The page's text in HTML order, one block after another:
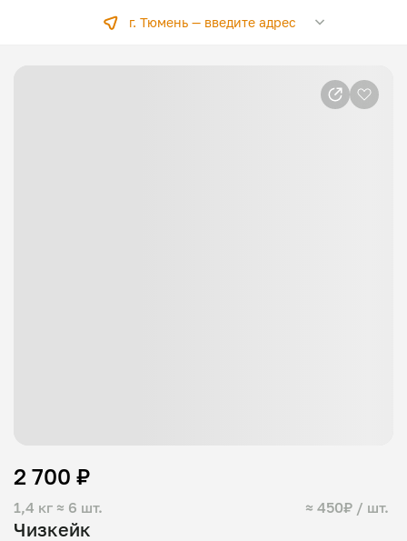
г. Тюмень — введите адрес
Чизкейк
1,4 кг ≈ 6 шт. ≈ 450₽ / шт.
2 700 ₽